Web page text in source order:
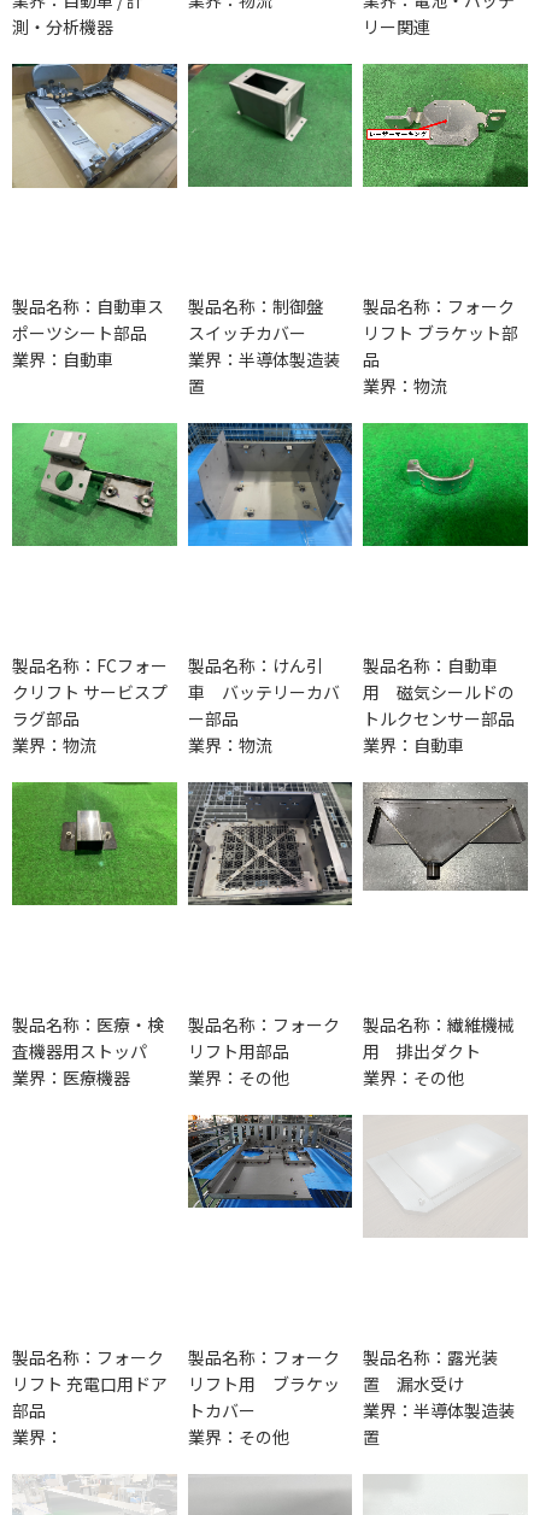
測・分析機器
リー関連
製品名称：自動車ス
ポーツシート部品
業界：自動車
製品名称：制御盤
スイッチカバー
業界：半導体製造装
置
製品名称：フォーク
リフト ブラケット部
品
業界：物流
製品名称：FCフォー
クリフト サービスプ
ラグ部品
業界：物流
製品名称：けん引
車 バッテリーカバ
ー部品
業界：物流
製品名称：自動車
用 磁気シールドの
トルクセンサー部品
業界：自動車
製品名称：医療・検
査機器用ストッパ
業界：医療機器
製品名称：フォーク
リフト用部品
業界：その他
製品名称：繊維機械
用 排出ダクト
業界：その他
製品名称：フォーク
リフト 充電口用ドア
部品
業界：
製品名称：フォーク
リフト用 ブラケッ
トカバー
業界：その他
製品名称：露光装
置 漏水受け
業界：半導体製造装
置